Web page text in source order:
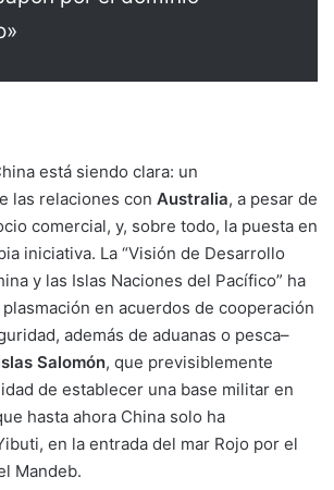
está siendo clara: un
las relaciones con Australia, a pesar de
comercial, y, sobre todo, la puesta en
iniciativa. La “Visión de Desarrollo
y las Islas Naciones del Pacífico” ha
en acuerdos de cooperación
además de aduanas o pesca–
Salomón, que previsiblemente
de establecer una base militar en
hasta ahora China solo ha
en la entrada del mar Rojo por el
Mandeb.